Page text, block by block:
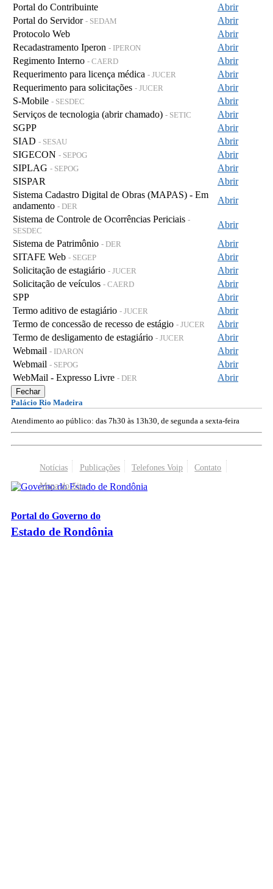
Portal do Contribuinte
Abrir
Portal do Servidor - SEDAM
Abrir
Protocolo Web
Abrir
Recadastramento Iperon - IPERON
Abrir
Regimento Interno - CAERD
Abrir
Requerimento para licença médica - JUCER
Abrir
Requerimento para solicitações - JUCER
Abrir
S-Mobile - SESDEC
Abrir
Serviços de tecnologia (abrir chamado) - SETIC
Abrir
SGPP
Abrir
SIAD - SESAU
Abrir
SIGECON - SEPOG
Abrir
SIPLAG - SEPOG
Abrir
SISPAR
Abrir
Sistema Cadastro Digital de Obras (MAPAS) - Em
andamento - DER
Abrir
Sistema de Controle de Ocorrências Periciais -
SESDEC
Abrir
Sistema de Patrimônio - DER
Abrir
SITAFE Web - SEGEP
Abrir
Solicitação de estagiário - JUCER
Abrir
Solicitação de veículos - CAERD
Abrir
SPP
Abrir
Termo aditivo de estagiário - JUCER
Abrir
Termo de concessão de recesso de estágio - JUCER
Abrir
Termo de desligamento de estagiário - JUCER
Abrir
Webmail - IDARON
Abrir
Webmail - SEPOG
Abrir
WebMail - Expresso Livre - DER Abrir
Fechar
Palácio Rio Madeira
Atendimento ao público: das 7h30 às 13h30, de segunda a sexta-feira
Notícias Publicações Telefones Voip
Contato
Mapa do Site
Portal do Governo do
Estado de Rondônia